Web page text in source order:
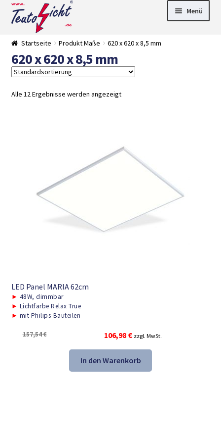
Zur
Navigation
springen
Springe
zum
Menü
Startseite Produkt Maße 620 x 620 x 8,5 mm
620 x 620 x 8,5 mm
Alle 12 Ergebnisse werden angezeigt
LED Panel MARIA 62cm
► 48W, dimmbar
► Lichtfarbe Relax True
► mit Philips-Bauteilen
157,54€
Ursprünglicher
Preis
war:
157,54 €
106,98 €Aktueller
Preis
ist:
106,98 €.
zzgl. MwSt.
In den Warenkorb